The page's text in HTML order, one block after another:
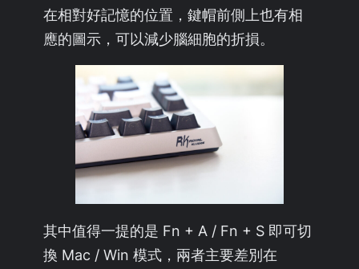
在相對好記憶的位置，鍵帽前側上也有相
應的圖示，可以減少腦細胞的折損。
其中值得一提的是 Fn + A / Fn + S 即可切
換 Mac / Win 模式，兩者主要差別在